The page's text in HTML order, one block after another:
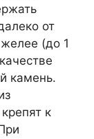
от
(до 1
камень.
к